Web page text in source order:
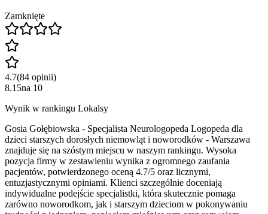
Zamknięte
4.7(84 opinii)
8.15na 10
Wynik w rankingu Lokalsy
Gosia Gołębiowska - Specjalista Neurologopeda Logopeda dla
dzieci starszych dorosłych niemowląt i noworodków - Warszawa
znajduje się na szóstym miejscu w naszym rankingu. Wysoka
pozycja firmy w zestawieniu wynika z ogromnego zaufania
pacjentów, potwierdzonego oceną 4.7/5 oraz licznymi,
entuzjastycznymi opiniami. Klienci szczególnie doceniają
indywidualne podejście specjalistki, która skutecznie pomaga
zarówno noworodkom, jak i starszym dzieciom w pokonywaniu